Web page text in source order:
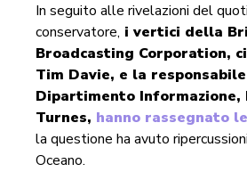
In seguito alle rivelazioni del
conservatore, i vertici della
Broadcasting Corporation,
Tim Davie, e la
Dipartimento Informazione,
Turnes, hanno rassegnato
la questione ha avuto
Oceano.